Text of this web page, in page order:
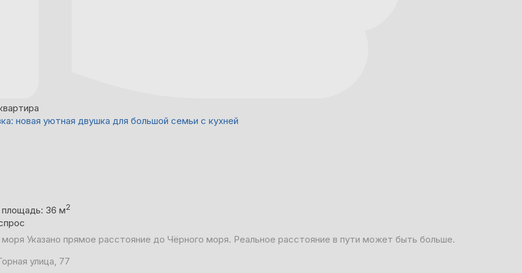
новая уютная двушка для большой семьи с кухней
36 м2
моря Указано прямое расстояние до Чёрного моря. Реальное расстояние в пути может быть больше.
улица, 77